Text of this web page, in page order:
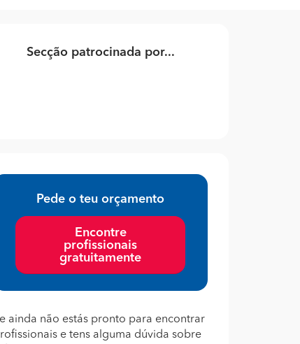
Secção patrocinada por...
Pede o teu orçamento
Encontre
profissionais
gratuitamente
ainda não estás pronto para encontrar
e tens alguma dúvida sobre